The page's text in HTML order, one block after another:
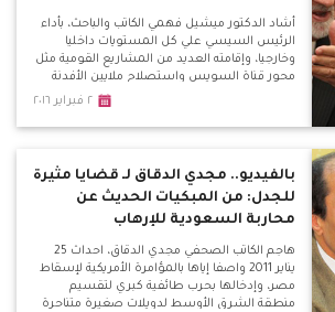
أشاد الدكتور ميشيل فهمي الكاتب والباحث، بأداء
الرئيس السيسي علي كل المستويات داخليا
وخارجيا، وإقامته العديد من المشاريع القومية مثل
محور قناة السويس واستصلاح ملايين الأفدنة
وإنشاء المزارع السمكية وإنشاء محطة الضبعة
ثمارها بعد سنوات قليلة.
٢ فبراير ٢٠١٦
بالفيديو.. مجدي الدقاق لـ قضايا مثيرة
للجدل: من المبكيات الحديث عن
محاربة السعودية للإرهاب
هاجم الكاتب الصحفي مجدي الدقاق، احداث 25
يناير 2011 واصفا إياها بالمؤامرة الأمريكية لإسقاط
مصر، وإدخالها بحرب طائفية كبري لتقسيم
منطقة الشرق الأوسط لدويلات صغيرة متناحرة